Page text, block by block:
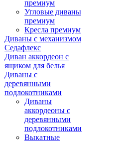
премиум
Угловые диваны
премиум
Кресла премиум
Диваны с механизмом
Седафлекс
Диван аккордеон с
ящиком для белья
Диваны с
деревянными
подлокотниками
Диваны
аккордеоны с
деревянными
подлокотниками
Выкатные